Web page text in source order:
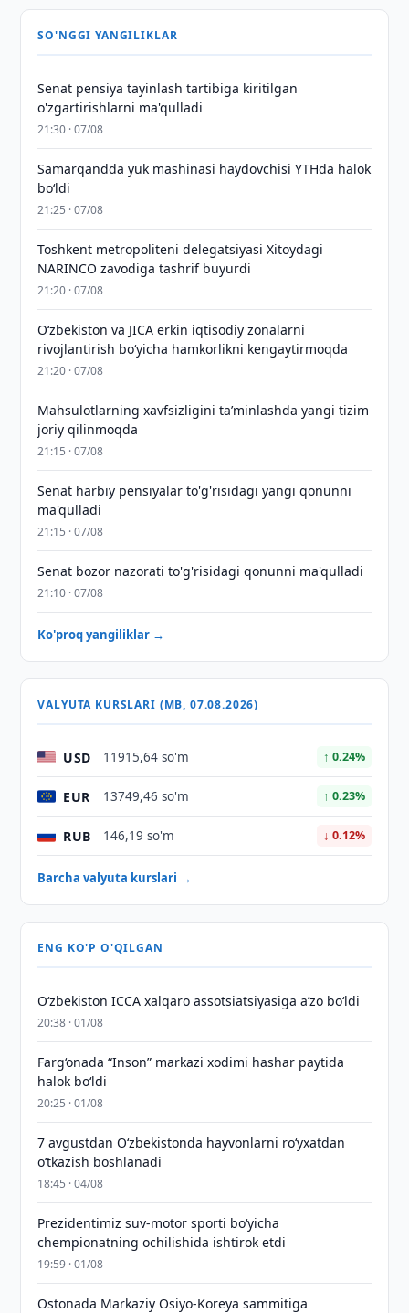
SO'NGGI YANGILIKLAR
Senat pensiya tayinlash tartibiga kiritilgan
o'zgartirishlarni ma'qulladi
21:30 · 07/08
Samarqandda yuk mashinasi haydovchisi YTHda halok
bo‘ldi
21:25 · 07/08
Toshkent metropoliteni delegatsiyasi Xitoydagi
NARINCO zavodiga tashrif buyurdi
21:20 · 07/08
Oʻzbekiston va JICA erkin iqtisodiy zonalarni
rivojlantirish boʻyicha hamkorlikni kengaytirmoqda
21:20 · 07/08
Mahsulotlarning xavfsizligini taʼminlashda yangi tizim
joriy qilinmoqda
21:15 · 07/08
Senat harbiy pensiyalar to'g'risidagi yangi qonunni
ma'qulladi
21:15 · 07/08
Senat bozor nazorati to'g'risidagi qonunni ma'qulladi
21:10 · 07/08
Ko'proq yangiliklar →
VALYUTA KURSLARI (MB, 07.08.2026)
USD 11915,64 so'm ↑ 0.24%
EUR 13749,46 so'm ↑ 0.23%
RUB 146,19 so'm ↓ 0.12%
Barcha valyuta kurslari →
ENG KO'P O'QILGAN
O‘zbekiston ICCA xalqaro assotsiatsiyasiga aʼzo bo‘ldi
20:38 · 01/08
Farg‘onada “Inson” markazi xodimi hashar paytida
halok bo‘ldi
20:25 · 01/08
7 avgustdan O‘zbekistonda hayvonlarni ro‘yxatdan
o‘tkazish boshlanadi
18:45 · 04/08
Prezidentimiz suv-motor sporti bo‘yicha
chempionatning ochilishida ishtirok etdi
19:59 · 01/08
Ostonada Markaziy Osiyo-Koreya sammitiga